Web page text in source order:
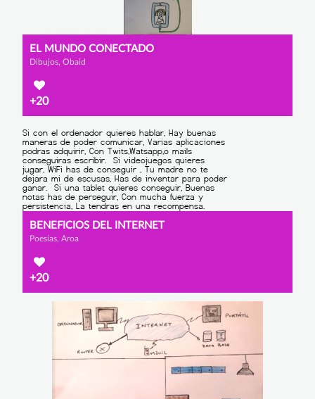
EL MUNDO CONECTADO
Dibujos, Obaid
+20
BENEFICIOS DEL INTERNET
Poesías, Aroa
+20